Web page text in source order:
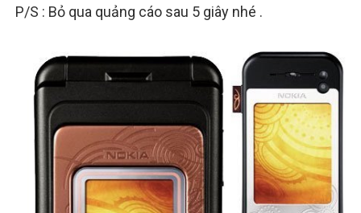
P/S : Bỏ qua quảng cáo sau 5 giây nhé .